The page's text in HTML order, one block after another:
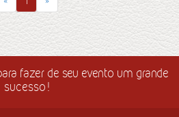
fazer de seu evento um grande
sucesso!